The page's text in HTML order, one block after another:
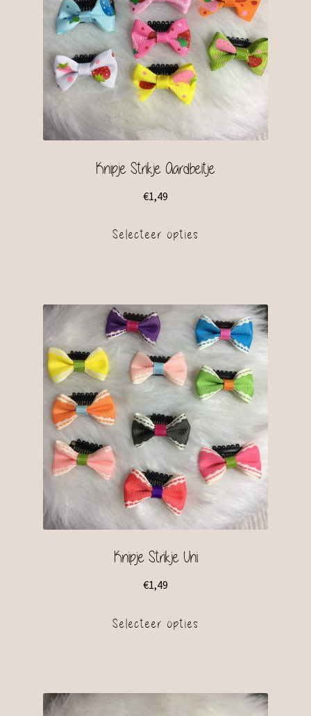
Knipje Strikje Aardbeitje
€1,49
Selecteer opties
Knipje Strikje Uni
€1,49
Selecteer opties